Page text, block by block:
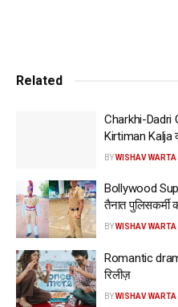
Related
Charkhi-Dadri
Kirtiman Kalja
BYWISHAV
Bollywood
तैनात पुलिसकर्मी
BYWISHAV
Romantic
रिलीज़
BYWISHAV